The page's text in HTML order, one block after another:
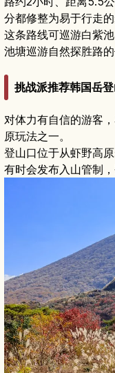
分都修整为易于行走的
这条路线可巡游白紫
池塘巡游自然探胜路的
挑战派推荐韩国岳
对体力有自信的游客
原玩法之一。
登山口位于从虾野高
有时会发布入山管制